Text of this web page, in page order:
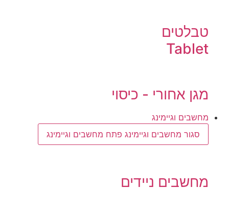
טבלטים
Tablet
מגן אחורי - כיסוי
מחשבים וגיימינג
סגור מחשבים וגיימינג פתח מחשבים וגיימינג
מחשבים ניידים